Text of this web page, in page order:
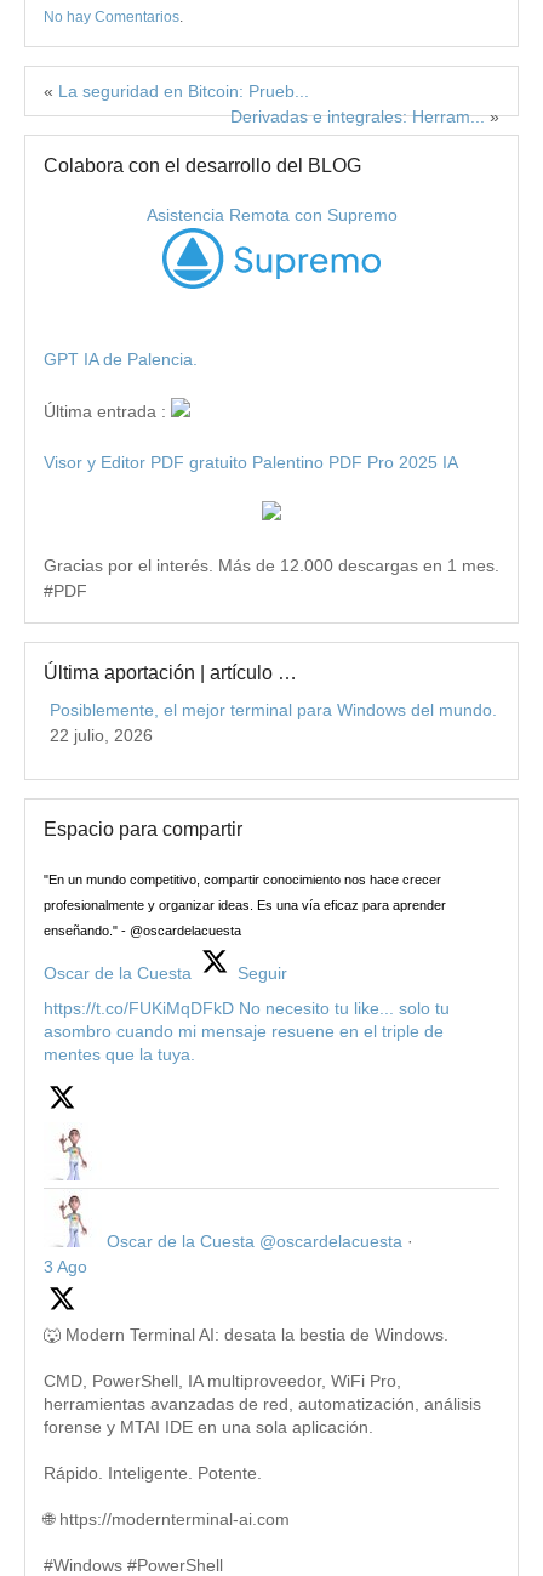
No hay Comentarios.
« La seguridad en Bitcoin: Prueb...
Derivadas e integrales: Herram...»
Colabora con el desarrollo del BLOG
Asistencia Remota con Supremo
GPT IA de Palencia.
Última entrada :
Visor y Editor PDF gratuito Palentino PDF Pro 2025 IA
Gracias por el interés. Más de 12.000 descargas en 1 mes.
#PDF
Última aportación | artículo …
Posiblemente, el mejor terminal para Windows del mundo.
22 julio, 2026
Espacio para compartir
"En un mundo competitivo, compartir conocimiento nos hace crecer
profesionalmente y organizar ideas. Es una vía eficaz para aprender
enseñando." - @oscardelacuesta
Oscar de la Cuesta
Seguir
https://t.co/FUKiMqDFkD No necesito tu like... solo tu
asombro cuando mi mensaje resuene en el triple de
mentes que la tuya.
Oscar de la Cuesta @oscardelacuesta ·
3 Ago
🐺 Modern Terminal AI: desata la bestia de Windows.
CMD, PowerShell, IA multiproveedor, WiFi Pro,
herramientas avanzadas de red, automatización, análisis
forense y MTAI IDE en una sola aplicación.
Rápido. Inteligente. Potente.
🌐 https://modernterminal-ai.com
#Windows #PowerShell